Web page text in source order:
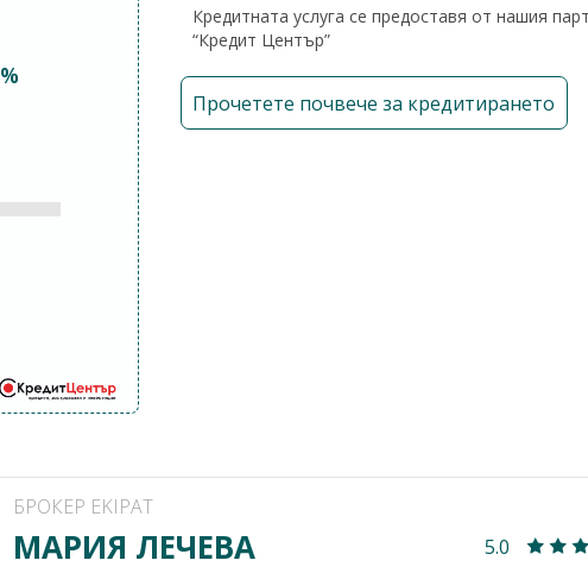
%
Кредитната услуга се предоставя от нашия
“Кредит Център”
Прочетете почвече за кредитирането
БРОКЕР EKIPAT
МАРИЯ ЛЕЧЕВА
5.0